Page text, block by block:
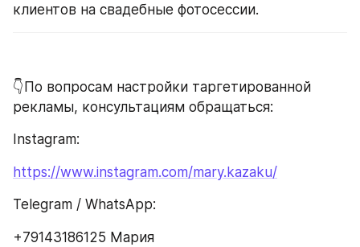
клиентов на свадебные фотосессии.
👇По вопросам настройки таргетированной
рекламы, консультациям обращаться:
Instagram:
https://www.instagram.com/mary.kazaku/
Telegram / WhatsApp:
+79143186125 Мария